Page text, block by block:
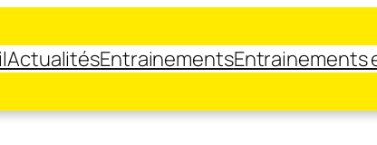
ActualitésEntrainementsEntrainements